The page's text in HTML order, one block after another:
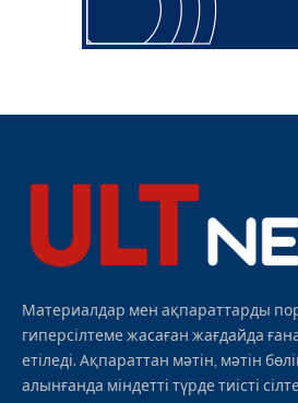
Материалдар мен ақпараттарды
гиперсілтеме жасаған жағдайда
етіледі. Ақпараттан мәтін, мәтін
алынғанда міндетті түрде тиісті